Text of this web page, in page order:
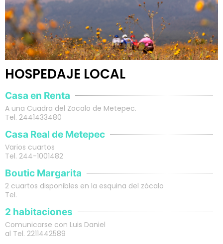
HOSPEDAJE LOCAL
Casa en Renta
A una Cuadra del Zocalo de Metepec.
Tel. 2441433480
Casa Real de Metepec
Varios cuartos
Tel. 244-1001482
Boutic Margarita
2 cuartos disponibles en la esquina del zócalo
Tel.
2 habitaciones
Comunicarse con Luis Daniel
al Tel. 2211442589